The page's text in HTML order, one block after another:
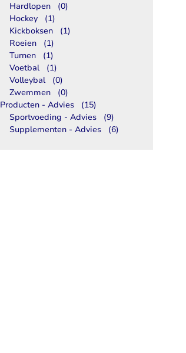
Hardlopen
(0)
Hockey
(1)
Kickboksen
(1)
Roeien
(1)
Turnen
(1)
Voetbal
(1)
Volleybal
(0)
Zwemmen
(0)
Producten - Advies
(15)
Sportvoeding - Advies
(9)
Supplementen - Advies
(6)